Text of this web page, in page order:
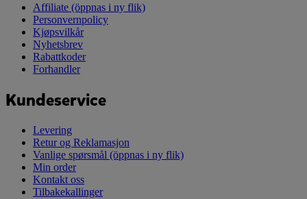
Affiliate (öppnas i ny flik)
Personvernpolicy
Kjøpsvilkår
Nyhetsbrev
Rabattkoder
Forhandler
Kundeservice
Levering
Retur og Reklamasjon
Vanlige spørsmål (öppnas i ny flik)
Min order
Kontakt oss
Tilbakekallinger